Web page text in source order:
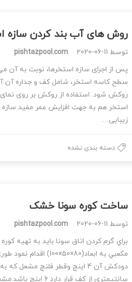
روش های آب بند کردن سازه
توسط pishtazpool.com
2020-06-11
پس از اجرای سازه استخرها، نوبت به آن
سطح کاسه استخر، شامل کف و جداره آن
روکش شود. استفاده از روکش بر روی
استخر هم به جهت افزایش عمر مفید
زیبایی…
دسته بندی نشده
ساخت کوره سونا خشک
توسط pishtazpool.com
2020-06-11
براي گرم كردن اتاق سونا بايد به تهيه
مكعبي به ابعاد(80×50×100)
سانتيمتري از كف قرار دارد